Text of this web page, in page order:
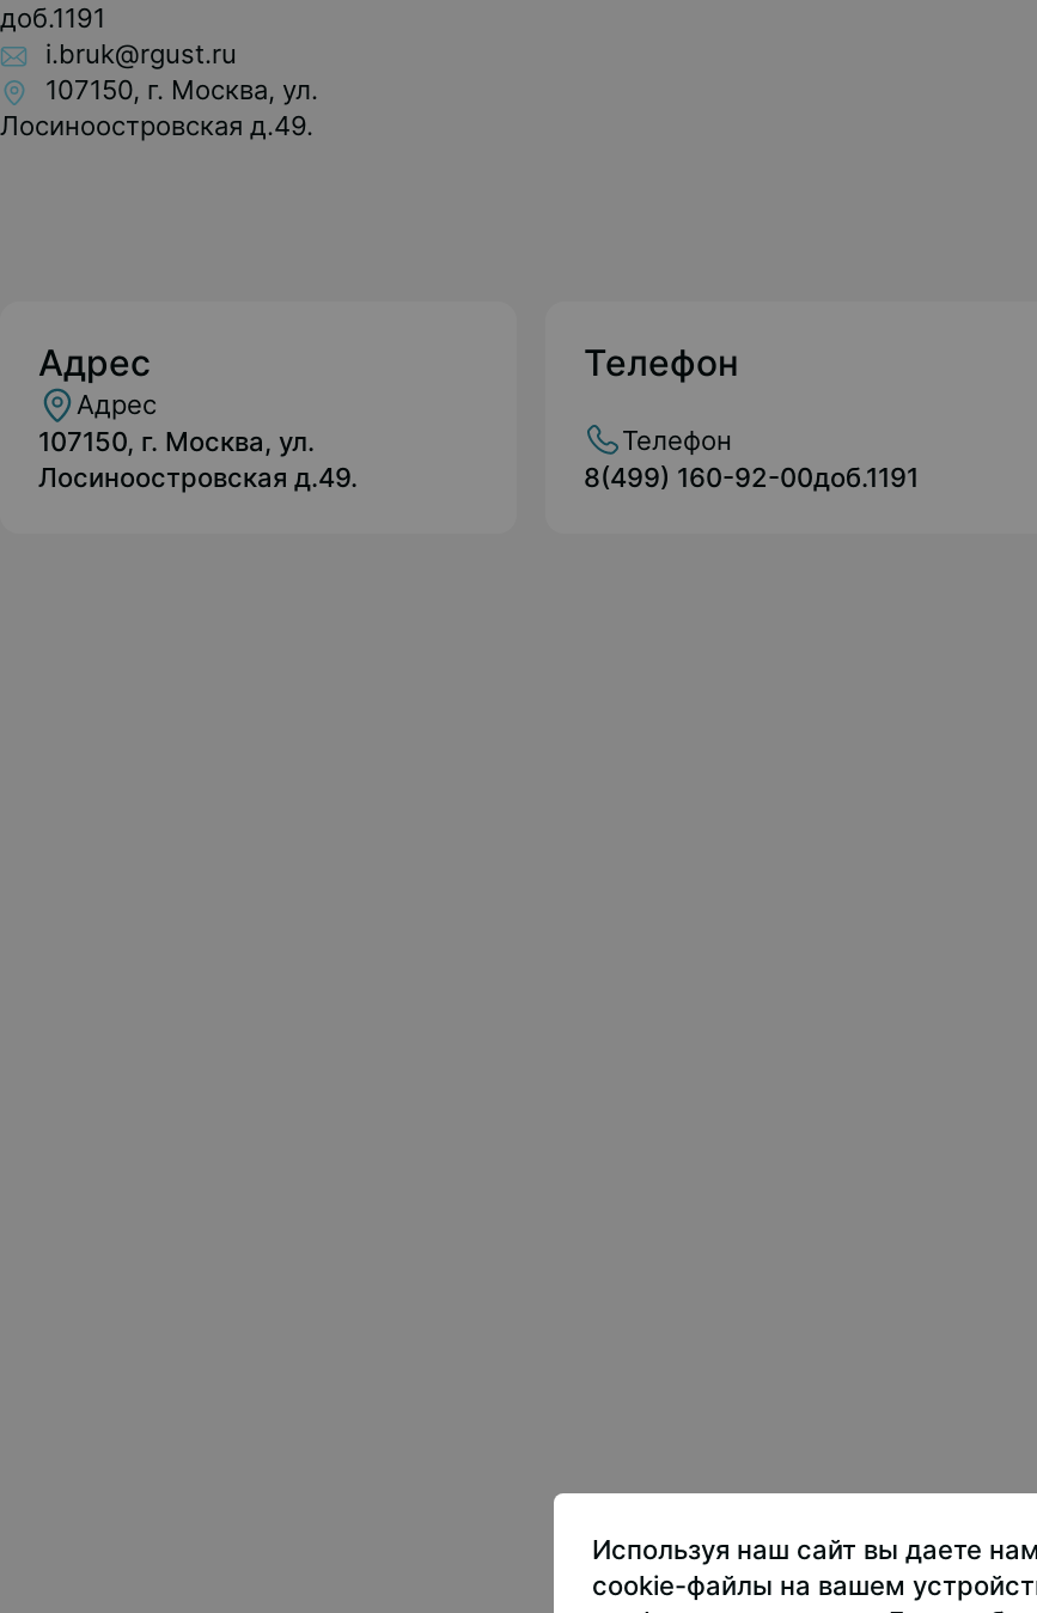
Используя наш сайт вы даете
cookie-файлы на вашем
доб.1191
i.bruk@rgust.ru
107150, г. Москва, ул.
Лосиноостровская д.49.
Адрес
Адрес
107150, г. Москва, ул.
Лосиноостровская д.49.
Телефон
Телефон
8(499) 160-92-00доб.1191
Приёмная